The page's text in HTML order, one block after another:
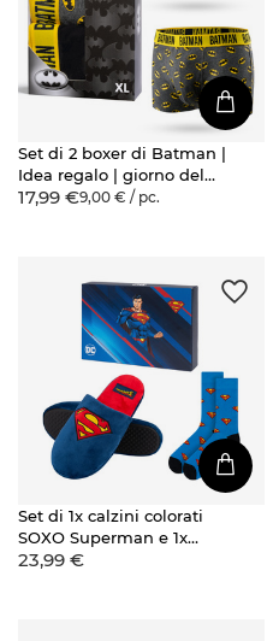
Set di 2 boxer di Batman |
Idea regalo | giorno del
ragazzo | Mutandine di
17,99 €9,00 € / pc.
Set di 1x calzini colorati
SOXO Superman e 1x
pantofole da uomo
23,99 €